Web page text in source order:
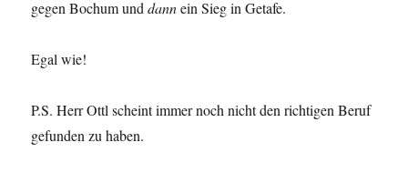
gegen Bochum unddannein Sieg in Getafe.
Egal wie!
P.S. Herr Ottl scheint immer noch nicht den richtigen Beruf
gefunden zu haben.